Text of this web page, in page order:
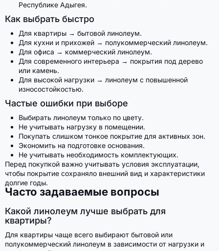
Республике Адыгея.
Как выбрать быстро
Для квартиры → бытовой линолеум.
Для кухни и прихожей → полукоммерческий линолеум.
Для офиса → коммерческий линолеум.
Для современного интерьера → покрытия под дерево
или камень.
Для высокой нагрузки → линолеум с повышенной
износостойкостью.
Частые ошибки при выборе
Выбирать линолеум только по цвету.
Не учитывать нагрузку в помещении.
Покупать слишком тонкое покрытие для активных зон.
Экономить на подготовке основания.
Не учитывать необходимость комплектующих.
Перед покупкой важно учитывать условия эксплуатации,
чтобы покрытие сохраняло внешний вид и характеристики
долгие годы.
Часто задаваемые вопросы
Какой линолеум лучше выбрать для
квартиры?
Для квартиры чаще всего выбирают бытовой или
полукоммерческий линолеум в зависимости от нагрузки и